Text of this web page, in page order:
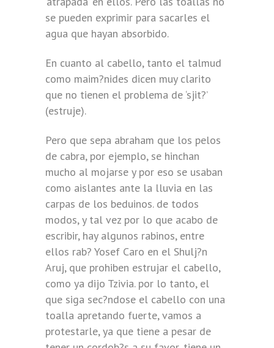
se pueden exprimir para sacarles el
agua que hayan absorbido.
En cuanto al cabello, tanto el talmud
como maim?nides dicen muy clarito
que no tienen el problema de ‘sjit?’
(estruje).
Pero que sepa abraham que los pelos
de cabra, por ejemplo, se hinchan
mucho al mojarse y por eso se usaban
como aislantes ante la lluvia en las
carpas de los beduinos. de todos
modos, y tal vez por lo que acabo de
escribir, hay algunos rabinos, entre
ellos rab? Yosef Caro en el Shulj?n
Aruj, que prohiben estrujar el cabello,
como ya dijo Tzivia. por lo tanto, el
que siga sec?ndose el cabello con una
toalla apretando fuerte, vamos a
protestarle, ya que tiene a pesar de